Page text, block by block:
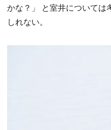
かな？」 と室井については
しれない。